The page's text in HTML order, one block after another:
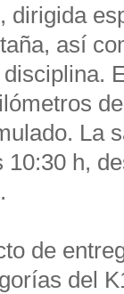
dirigida
así
La
10:30 h,
de
del